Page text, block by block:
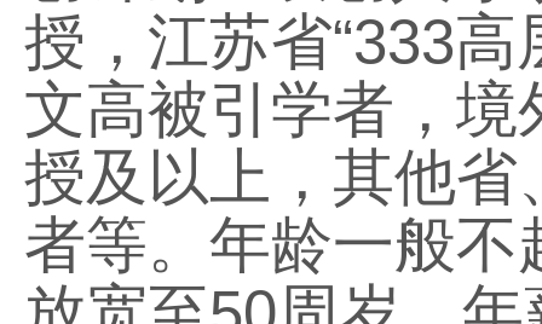
授，江苏省“333高
文高被引学者，
授及以上，其他
者等。年龄一般不